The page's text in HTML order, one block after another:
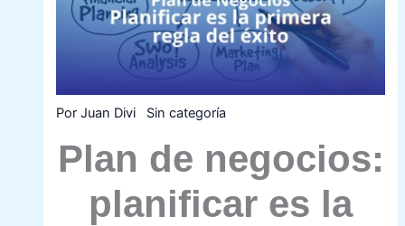
PorJuan Divi Sin categoría
Plan de negocios:
planificar es la
e
n
2
0
2
¿
c
i
i
ó
ó
n
d
e
e
s